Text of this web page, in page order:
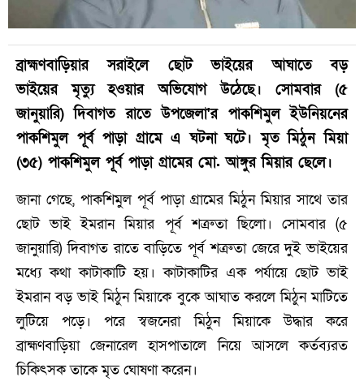
ব্রাহ্মণবাড়িয়ার সরাইলে ছোট ভাইয়ের আঘাতে বড়
ভাইয়ের মৃত্যু হওয়ার অভিযোগ উঠেছে। সোমবার (৫
জানুয়ারি) দিবাগত রাতে উপজেলা'র পাকশিমুল ইউনিয়নের
পাকশিমুল পূর্ব পাড়া গ্রামে এ ঘটনা ঘটে। মৃত মিঠুন মিয়া
(৩৫) পাকশিমুল পূর্ব পাড়া গ্রামের মো. আঙ্গুর মিয়ার ছেলে।
জানা গেছে, পাকশিমুল পূর্ব পাড়া গ্রামের মিঠুন মিয়ার সাথে তার
ছোট ভাই ইমরান মিয়ার পূর্ব শত্রুতা ছিলো। সোমবার (৫
জানুয়ারি) দিবাগত রাতে বাড়িতে পূর্ব শত্রুতা জেরে দুই ভাইয়ের
মধ্যে কথা কাটাকাটি হয়। কাটাকাটির এক পর্যায়ে ছোট ভাই
ইমরান বড় ভাই মিঠুন মিয়াকে বুকে আঘাত করলে মিঠুন মাটিতে
লুটিয়ে পড়ে। পরে স্বজনেরা মিঠুন মিয়াকে উদ্ধার করে
ব্রাহ্মণবাড়িয়া জেনারেল হাসপাতালে নিয়ে আসলে কর্তব্যরত
চিকিৎসক তাকে মৃত ঘোষণা করেন।